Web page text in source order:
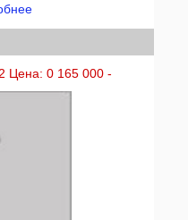
Цена: 0 165 000 -